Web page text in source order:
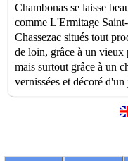
Chambonas se laisse
comme L'Ermitage
Chassezac situés tout
de loin, grâce à un vieux
mais surtout grâce à un
vernissées et décoré